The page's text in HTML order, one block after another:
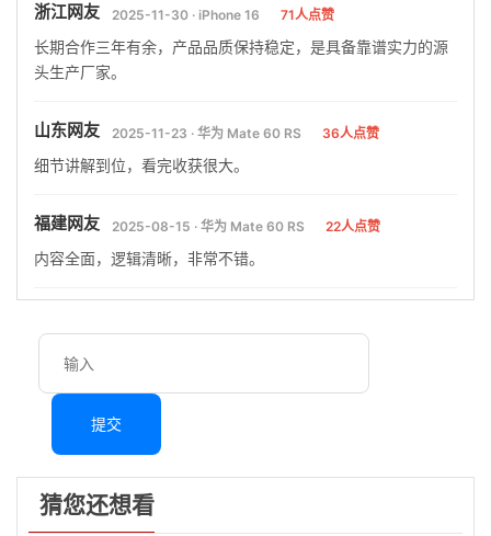
浙江网友 2025-11-30 · iPhone 16 71人点赞
长期合作三年有余，产品品质保持稳定，是具备靠谱实力的源
头生产厂家。
山东网友 2025-11-23 · 华为 Mate 60 RS 36人点赞
细节讲解到位，看完收获很大。
福建网友 2025-08-15 · 华为 Mate 60 RS 22人点赞
内容全面，逻辑清晰，非常不错。
提交
猜您还想看